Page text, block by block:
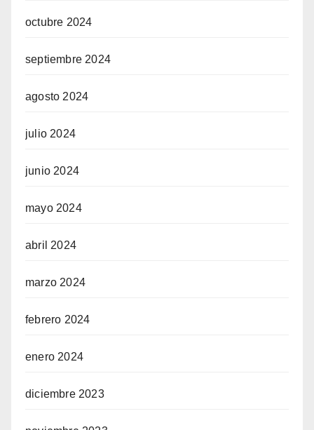
octubre 2024
septiembre 2024
agosto 2024
julio 2024
junio 2024
mayo 2024
abril 2024
marzo 2024
febrero 2024
enero 2024
diciembre 2023